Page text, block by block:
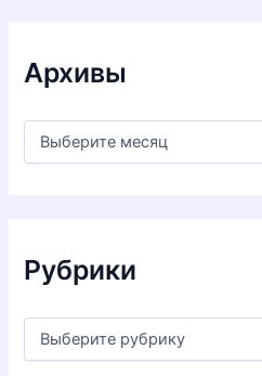
Архивы
Рубрики